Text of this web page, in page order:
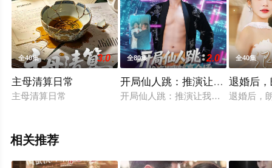
。
全40集 3.0
主母清算日常
主母清算日常
全80集 2.0
开局仙人跳：推演让我躺赢全场
开局仙人跳：推演让我躺赢全场
全40集
退婚后
退婚后，
相关推荐